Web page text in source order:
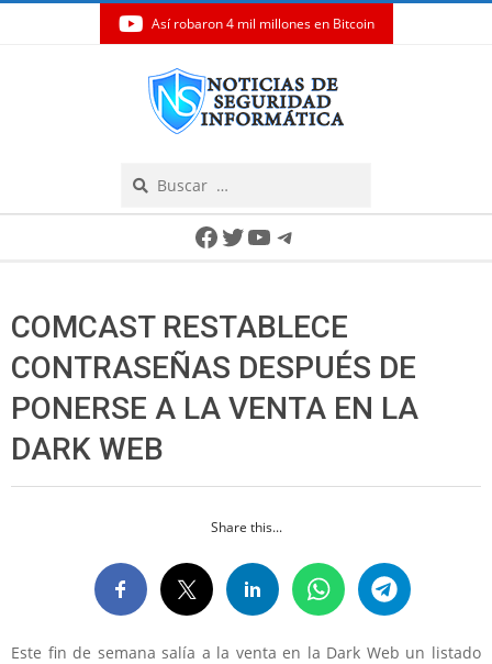
Así robaron 4 mil millones en Bitcoin
Facebook
Twitter
YouTube
Telegram
COMCAST RESTABLECE
CONTRASEÑAS DESPUÉS DE
PONERSE A LA VENTA EN LA
DARK WEB
Share this...
Este fin de semana salía a la venta en la Dark Web un listado